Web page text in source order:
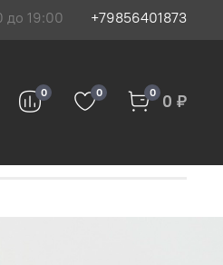
до 19:00 +79856401873
0 0 0 0 ₽